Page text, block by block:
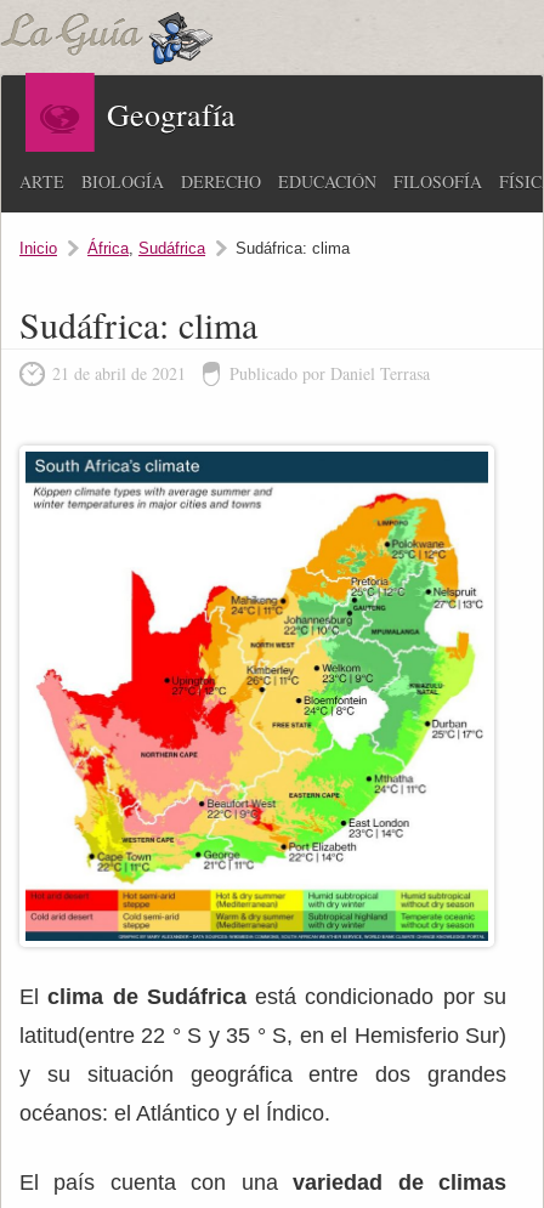
Geografía
ARTE BIOLOGÍA DERECHO EDUCACIÓN FILOSOFÍA
Inicio África, Sudáfrica Sudáfrica: clima
Sudáfrica: clima
21 de abril de 2021 Publicado por Daniel Terrasa
Elclima de Sudáfricaestá condicionado por su
latitud(entre 22 ° S y 35 ° S, en el Hemisferio Sur)
y su situación geográfica entre dos grandes
océanos: el Atlántico y el Índico.
El país cuenta con unavariedad de climas